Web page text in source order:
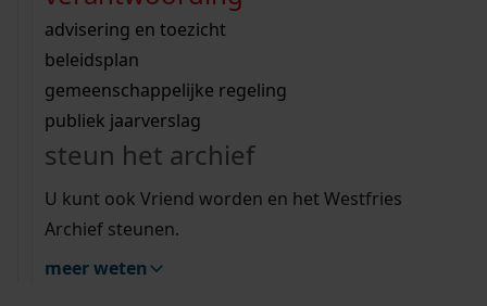
bouwvergunningen
omgevingsvergunningen
vergunningen
beeld en geluid
uitleg nodig?
Wij helpen u op weg met een aantal zoektips.
bekijk alle zoektips
Wij helpen u op weg met een aantal zoektips.
bekijk alle zoektips
bekijk ons geschiedenislokaal
advisering en toezicht
beleidsplan
gemeenschappelijke regeling
publiek jaarverslag
steun het archief
U kunt ook Vriend worden en het Westfries
Archief steunen.
meer weten
zoektips
Mijn Studiezaal (inloggen)
uw zoekopdracht te